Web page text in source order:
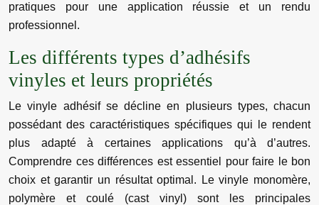
pratiques pour une application réussie et un rendu
professionnel.
Les différents types d’adhésifs
vinyles et leurs propriétés
Le vinyle adhésif se décline en plusieurs types, chacun
possédant des caractéristiques spécifiques qui le rendent
plus adapté à certaines applications qu’à d’autres.
Comprendre ces différences est essentiel pour faire le bon
choix et garantir un résultat optimal. Le vinyle monomère,
polymère et coulé (cast vinyl) sont les principales